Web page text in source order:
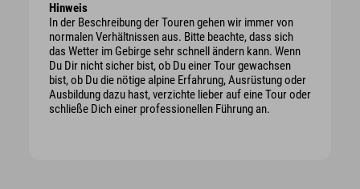
Hinweis
In der Beschreibung der Touren gehen wir immer von
normalen Verhältnissen aus. Bitte beachte, dass sich
das Wetter im Gebirge sehr schnell ändern kann. Wenn
Du Dir nicht sicher bist, ob Du einer Tour gewachsen
bist, ob Du die nötige alpine Erfahrung, Ausrüstung oder
Ausbildung dazu hast, verzichte lieber auf eine Tour oder
schließe Dich einer professionellen Führung an.